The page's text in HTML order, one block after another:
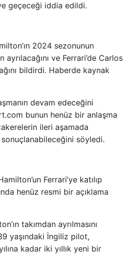
geçeceği iddia edildi.
2024 sezonunun
ayrılacağını ve Ferrari’de Carlos
bildirdi. Haberde kaynak
devam edeceğini
bunun henüz bir anlaşma
ileri aşamada
söyledi.
Ferrari’ye katılıp
henüz resmi bir açıklama
takımdan ayrılmasını
yaşındaki İngiliz pilot,
kadar iki yıllık yeni bir